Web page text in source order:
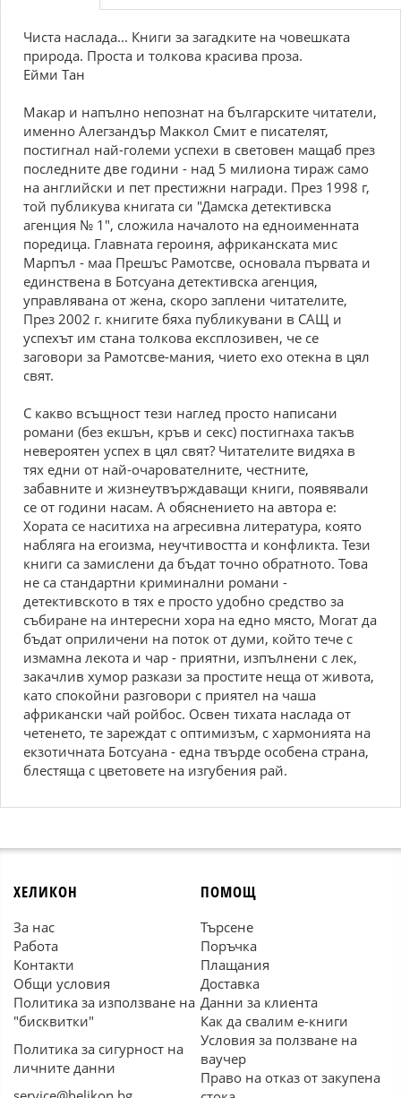
Чиста наслада... Книги за загадките на човешката
природа. Проста и толкова красива проза.
Ейми Тан
Макар и напълно непознат на българските читатели,
именно Алегзандър Маккол Смит е писателят,
постигнал най-големи успехи в световен мащаб през
последните две години - над 5 милиона тираж само
на английски и пет престижни награди. През 1998 г,
той публикува книгата си "Дамска детективска
агенция № 1", сложила началото на едноименната
поредица. Главната героиня, африканската мис
Марпъл - маа Прешъс Рамотсве, основала първата и
единствена в Ботсуана детективска агенция,
управлявана от жена, скоро заплени читателите,
През 2002 г. книгите бяха публикувани в САЩ и
успехът им стана толкова експлозивен, че се
заговори за Рамотсве-мания, чието ехо отекна в цял
свят.
С какво всъщност тези наглед просто написани
романи (без екшън, кръв и секс) постигнаха такъв
невероятен успех в цял свят? Читателите видяха в
тях едни от най-очарователните, честните,
забавните и жизнеутвърждаващи книги, появявали
се от години насам. А обяснението на автора е:
Хората се наситиха на агресивна литература, която
набляга на егоизма, неучтивостта и конфликта. Тези
книги са замислени да бъдат точно обратното. Това
не са стандартни криминални романи -
детективското в тях е просто удобно средство за
събиране на интересни хора на едно място, Могат да
бъдат оприличени на поток от думи, който тече с
измамна лекота и чар - приятни, изпълнени с лек,
закачлив хумор разкази за простите неща от живота,
като спокойни разговори с приятел на чаша
африкански чай ройбос. Освен тихата наслада от
четенето, те зареждат с оптимизъм, с хармонията на
екзотичната Ботсуана - една твърде особена страна,
блестяща с цветовете на изгубения рай.
ХЕЛИКОН
За нас
Работа
Контакти
Общи условия
Политика за използване на
"бисквитки"
Политика за сигурност на
личните данни
ПОМОЩ
Търсене
Поръчка
Плащания
Доставка
Данни за клиента
Как да свалим е-книги
Условия за ползване на
ваучер
Право на отказ от закупена